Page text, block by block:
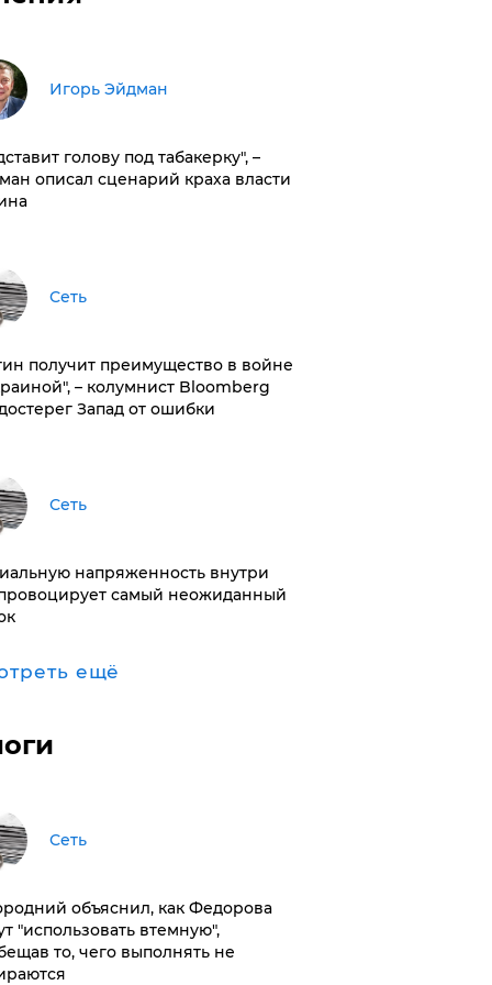
Игорь Эйдман
голову под табакерку", –
описал сценарий краха власти
Сеть
получит преимущество в войне
– колумнист Bloomberg
Запад от ошибки
Сеть
напряженность внутри
самый неожиданный
ещё
Сеть
объяснил, как Федорова
"использовать втемную",
то, чего выполнять не